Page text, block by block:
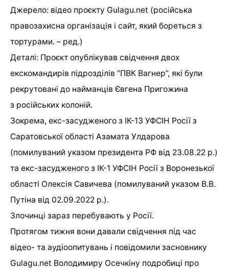
Джерело: відео проєкту Gulagu.net (російська
правозахисна організація і сайт, який бореться з
тортурами. – ред.)
Деталі: Проєкт опублікував свідчення двох
екскомандирів підрозділів “ПВК Вагнер”, які були
рекрутовані до найманців Євгена Пригожина
з російських колоній.
Зокрема, екс-засудженого з ІК-13 УФСІН Росії з
Саратовської області Азамата Улдарова
(помилуваний указом президента РФ від 23.08.22 р.)
та екс-засудженого з ІК-1 УФСІН Росії з Воронезької
області Олексія Савичева (помилуваний указом В.В.
Путіна від 02.09.2022 р.).
Злочинці зараз перебувають у Росії.
Протягом тижня вони давали свідчення під час
відео- та аудіоопитувань і повідомили засновнику
Gulagu.net Володимиру Осечкіну подробиці про